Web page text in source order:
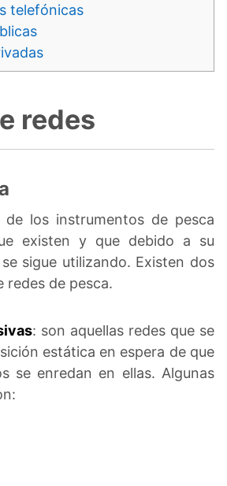
telefónicas
redes
los instrumentos de pesca
existen y que debido a su
sigue utilizando. Existen dos
redes de pesca.
: son aquellas redes que se
estática en espera de que
se enredan en ellas. Algunas